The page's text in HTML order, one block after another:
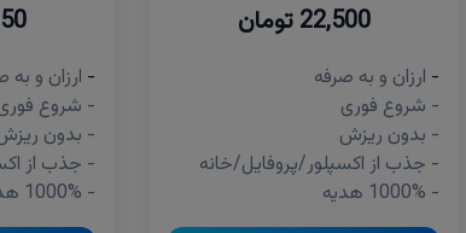
22,500 تومان
- ارزان و به صرفه
- شروع فوری
- بدون ریزش
- جذب از اکسپلور/پروفایل/خانه
- 1000% هدیه
- ارزان و به
- شروع
- بدون
- جذب از
- 1000% هدیه